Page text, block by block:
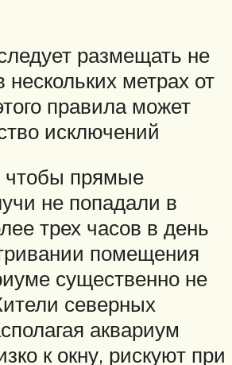
размещать не
метрах от
правила может
исключений
прямые
не попадали в
трех часов в день
помещения
существенно не
северных
аквариум
к окну, рискуют при